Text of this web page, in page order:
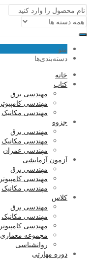
منو
دسته‌بندی‌ها
خانه
کتاب
مهندسی برق
مهندسی کامپیوتر
مهندسی مکانیک
جزوه
مهندسی برق
مهندسی مکانیک
مهندسی عمران
آزمون آزمایشی
مهندسی برق
مهندسی کامپیوتر
مهندسی مکانیک
کلاس
مهندسی برق
مهندسی مکانیک
مهندسی کامپیوتر
مجموعه معماری
روانشناسی
دوره مهارتی